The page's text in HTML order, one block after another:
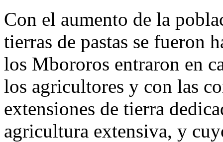
Con el aumento de la
tierras de pastas se fueron
los Mbororos entraron en
los agricultores y con las
extensiones de tierra
agricultura extensiva, y